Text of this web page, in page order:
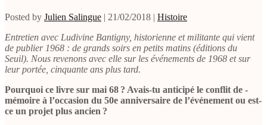
Posted by Julien Salingue | 21/02/2018 | Histoire
Entretien avec Ludivine Bantigny, historienne et militante qui vient
de publier 1968 : de grands soirs en petits matins (éditions du
Seuil). Nous revenons avec elle sur les événements de 1968 et sur
leur portée, cinquante ans plus tard.
Pourquoi ce livre sur mai 68 ? Avais-tu anticipé le conflit de -
mémoire à l’occasion du 50e anniversaire de l’événement ou est-
ce un projet plus ancien ?